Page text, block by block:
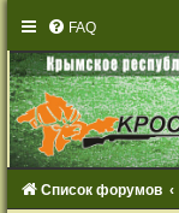
FAQ
Список форумов